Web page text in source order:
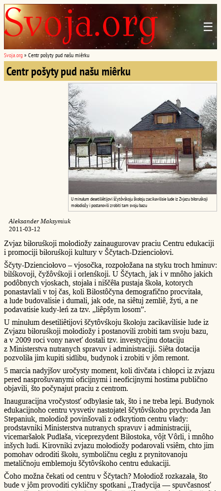
☰
Svoja.org » Centr pošyty pud našu miêrku
Centr pošyty pud našu miêrku
U minułum desetiliêtijovi ščytôvśkoju škołoju zacikavilisie lude iz Zvjazu biłoruśkoji
mołodiožy i postanovili zrobiti tam svoju bazu
Aleksander Maksymiuk
2011-03-12
Zvjaz biłoruśkoji mołodiožy zainaugurovav praciu Centru edukaciji
i promociji biłoruśkoji kultury v Ščytach-Dzienciołovi.
Ščyty-Dzienciołovo – vjosočka, rozpołožana na styku troch hminuv:
bilśkovoji, čyžôvśkoji i orlenśkoji. U Ščytach, jak i v mnôho jakich
podôbnych vjoskach, stojała i niščêła pustaja škoła, kotorych
ponastavlali v toj čas, koli Biłostôčyna demografično procvitała,
a lude budovalisie i dumali, jak ode, na siêtuj zemliê, žyti, a ne
podavatisie kudy-leń za tzv. „liêpšym losom”.
U minułum desetiliêtijovi ščytôvśkoju škołoju zacikavilisie lude iz
Zvjazu biłoruśkoji mołodiožy i postanovili zrobiti tam svoju bazu,
a v 2009 roci vony naveť dostali tzv. investycijnu dotaciju
z Ministerstva nutranych spravuv i administraciji. Siêta dotacija
pozvoliła jim kupiti sidlibu, budynok i zrobiti v jôm remont.
5 marcia nadyjšov uročysty moment, koli divčata i chłopci iz zvjazu
pered nasprošuvanymi oficijnymi i neoficijnymi hostima publično
objavili, što počynajut praciu z centrom.
Inauguracijna vročystosť odbyłasie tak, što i ne treba lepi. Budynok
edukacijnoho centru vysvetiv nastojatel ščytôvśkoho prychoda Jan
Stepaniuk, mołodiož povinšovali z odkrytiom centru vłady:
prodstavniki Ministerstva nutranych spravuv i administraciji,
vicemaršałok Pudlaša, viceprezydent Biłostoka, vôjt Vôrli, i mnôho
inšych ludi. Kirovniki zvjazu mołodiožy podarovali vsiêm, chto jim
pomohav odroditi škołu, symboličnu cegłu z prynitovanoju
metaličnoju emblemoju ščytôvśkoho centru edukaciji.
Čoho možna čekati od centru v Ščytach? Mołodiož rozkazała, što
bude v jôm provoditi cykličny spotkani „Tradycija — spuvčasnosť